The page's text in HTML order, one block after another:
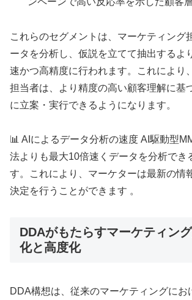
これらのセグメントは、マーケティング
ータを分析し、仮説を立てて抽出するよ
速かつ高精度に行われます。これにより
担当者は、より精度の高い顧客理解に基
に立案・実行できるようになります。
📊 AIによるデータ分析の速度 AI駆動型
法よりも最大10倍速くデータを分析でき
す。これにより、マーケターは最新の情
決定を行うことができます 。
DDAがもたらすマーケティン
化と高度化
DDA構想は、従来のマーケティングにお